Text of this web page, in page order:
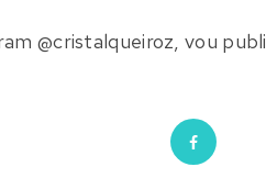
@cristalqueiroz, vou